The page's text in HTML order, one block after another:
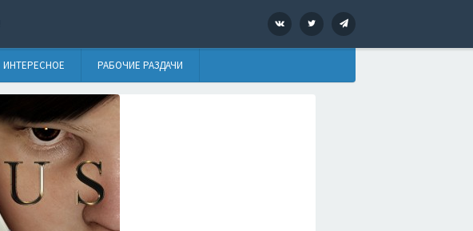
VK Twitter
ИНТЕРЕСНОЕ РАБОЧИЕ РАЗДАЧИ